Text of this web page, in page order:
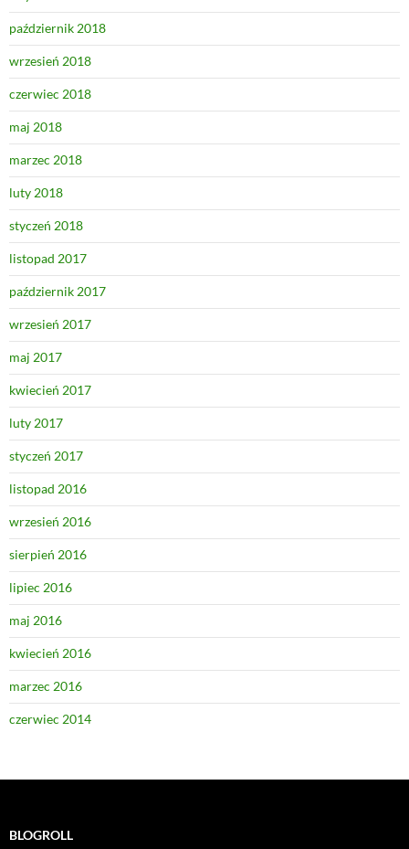
październik 2018
wrzesień 2018
czerwiec 2018
maj 2018
marzec 2018
luty 2018
styczeń 2018
listopad 2017
październik 2017
wrzesień 2017
maj 2017
kwiecień 2017
luty 2017
styczeń 2017
listopad 2016
wrzesień 2016
sierpień 2016
lipiec 2016
maj 2016
kwiecień 2016
marzec 2016
czerwiec 2014
BLOGROLL